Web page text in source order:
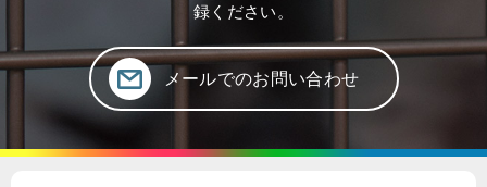
録ください。
メールでのお問い合わせ